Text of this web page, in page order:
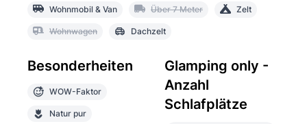
Wohnmobil & Van Über 7 Meter Zelt
Wohnwagen Dachzelt
Besonderheiten
WOW-Faktor
Natur pur
Glamping only -
Anzahl
Schlafplätze